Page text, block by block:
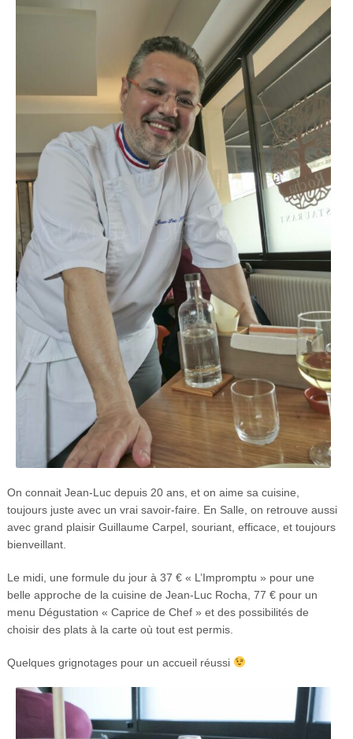
On connait Jean-Luc depuis 20 ans, et on aime sa cuisine,
toujours juste avec un vrai savoir-faire.
En Salle, on retrouve aussi
avec grand plaisir Guillaume Carpel, souriant, efficace, et toujours
bienveillant.
Le midi, une formule du jour à 37 € « L’Impromptu » pour une
belle approche de la cuisine de Jean-Luc Rocha, 77 € pour un
menu Dégustation « Caprice de Chef » et des possibilités de
choisir des plats à la carte où tout est permis.
Quelques grignotages pour un accueil réussi